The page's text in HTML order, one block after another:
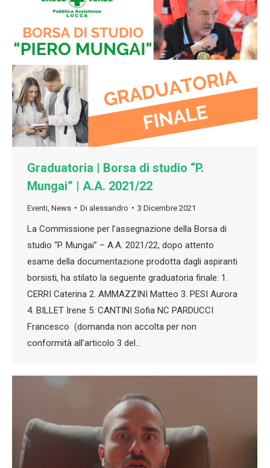
Graduatoria | Borsa di studio “P.
Mungai” | A.A. 2021/22
Eventi News Di alessandro 3 Dicembre 2021
La Commissione per l’assegnazione della Borsa di
studio “P. Mungai” – A.A. 2021/22, dopo attento
esame della documentazione prodotta dagli aspiranti
borsisti, ha stilato la seguente graduatoria finale: 1.
CERRI Caterina 2. AMMAZZINI Matteo 3. PESI Aurora
4. BILLET Irene 5. CANTINI Sofia NC PARDUCCI
Francesco (domanda non accolta per non
conformità all’articolo 3 del…